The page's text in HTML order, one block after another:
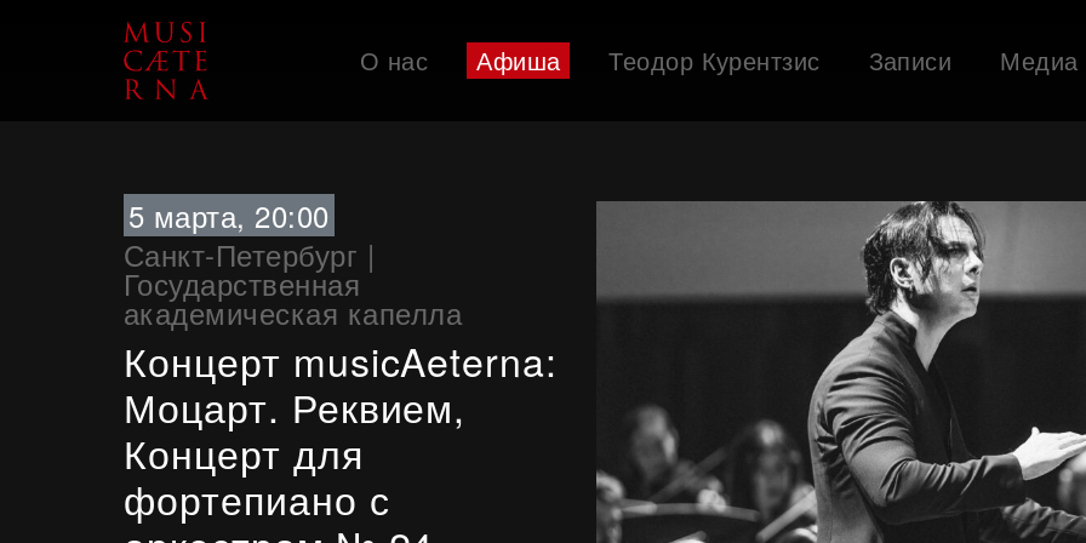
О нас Афиша Теодор Курентзис Записи
Медиа
5 марта, 20:00
Санкт-Петербург |
Государственная
академическая капелла
Концерт musicAeterna:
Моцарт. Реквием,
Концерт для
фортепиано с